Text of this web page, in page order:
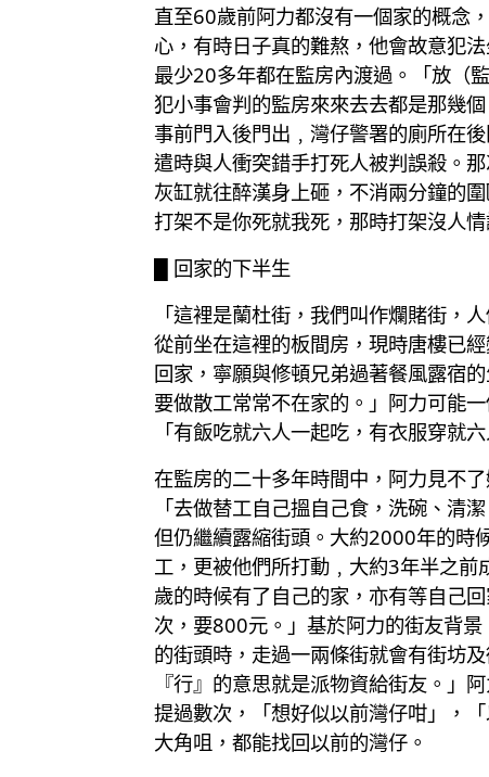
直至60歲前阿力都沒有一個家的概念
心，有時日子真的難熬，他會故意犯
最少20多年都在監房內渡過。「放（
犯小事會判的監房來來去去都是那幾
事前門入後門出﹐灣仔警署的廁所在
遣時與人衝突錯手打死人被判誤殺。
灰缸就往醉漢身上砸，不消兩分鐘的
打架不是你死就我死，那時打架沒人
█ 回家的下半生
「這裡是蘭杜街，我們叫作爛賭街，
從前坐在這裡的板間房，現時唐樓已
回家，寧願與修頓兄弟過著餐風露宿
要做散工常常不在家的。」阿力可能
「有飯吃就六人一起吃，有衣服穿就六
在監房的二十多年時間中，阿力見不
「去做替工自己搵自己食，洗碗、清
但仍繼續露縮街頭。大約2000年的時
工，更被他們所打動﹐大約3年半之
歲的時候有了自己的家，亦有等自己
次，要800元。」基於阿力的街友背
的街頭時，走過一兩條街就會有街坊
『行』的意思就是派物資給街友。」
提過數次，「想好似以前灣仔咁」，
大角咀，都能找回以前的灣仔。